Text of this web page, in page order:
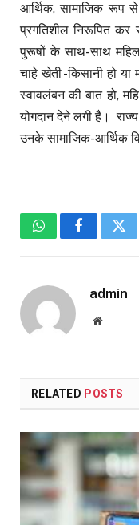
आर्थिक, सामाजिक रूप से
प्रगतिशील निरूपित कर
पुरूषों के साथ-साथ
चाहे खेती -किसानी हो
स्वावलंबन की बात हो,
योगदान देने लगी है। राज्य
उनके सामाजिक-आर्थिक
WhatsAppFacebook
admin
Website
RELATED POSTS